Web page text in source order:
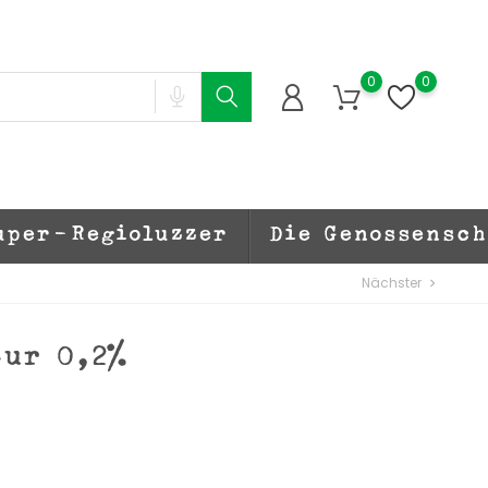
0 0
Regioluzzer Die
Nächster chevron_right
0,2%